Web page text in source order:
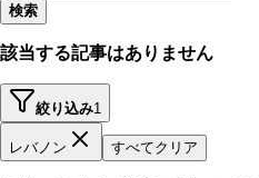
検索
該当する記事はありません
絞り込み1
レバノン すべてクリア